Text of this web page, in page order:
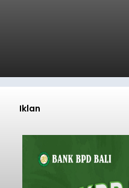
Iklan
Lonjakan
2 HMC 2026 di